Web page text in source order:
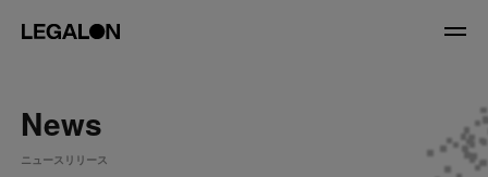
About
News
ニュースリリース